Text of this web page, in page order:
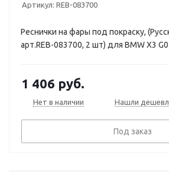
Артикул: REB-083700
Реснички на фары под покраску,
арт.REB-083700, 2 шт) для BMW X3
1 406 руб.
Нет в наличии Нашли
Под заказ